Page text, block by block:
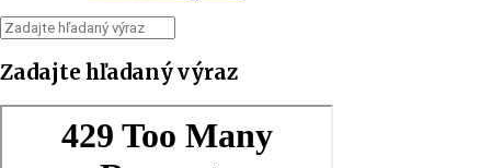
Zadajte hľadaný výraz